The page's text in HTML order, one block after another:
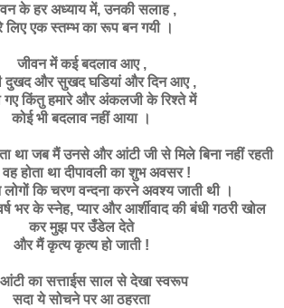
के हर अध्याय में, उनकी सलाह ,
लिए एक स्तम्भ का रूप बन गयी ।
जीवनमें कई बदलाव आए ,
दुखद और सुखद घडियां और दिन आए ,
गए किंतु हमारे और अंकलजी के रिश्ते में
कोई भी बदलाव नहीं आया ।
था जब मैं उनसे और आंटी जी से मिले बिना नहीं रहती
होता था दीपावली का शुभ अवसर !
कि चरण वन्दना करने अवश्य जाती थी ।
भर के स्नेह, प्यार और आर्शीवाद की बंधी गठरी खोल
कर मुझ पर उँडेल देते
और मैं कृत्य कृत्य हो जाती !
का सत्ताईस साल से देखा स्वरूप
सदा ये सोचनेपरआ ठहरता